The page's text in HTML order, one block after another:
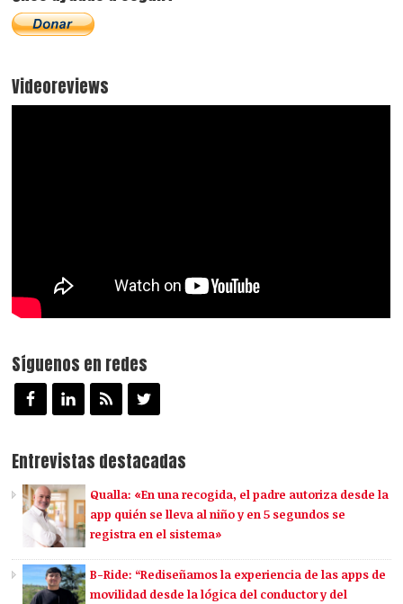
Videoreviews
Síguenos en redes
Entrevistas destacadas
Qualla: «En una recogida, el padre autoriza desde la
app quién se lleva al niño y en 5 segundos se
registra en el sistema»
B-Ride: “Rediseñamos la experiencia de las apps de
movilidad desde la lógica del conductor y del